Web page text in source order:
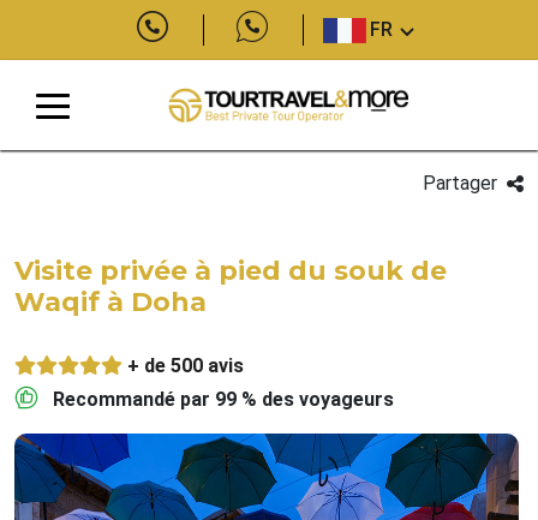
FR
Partager
Visite privée à pied du souk de
Waqif à Doha
+ de 500 avis
Recommandé par 99 % des voyageurs